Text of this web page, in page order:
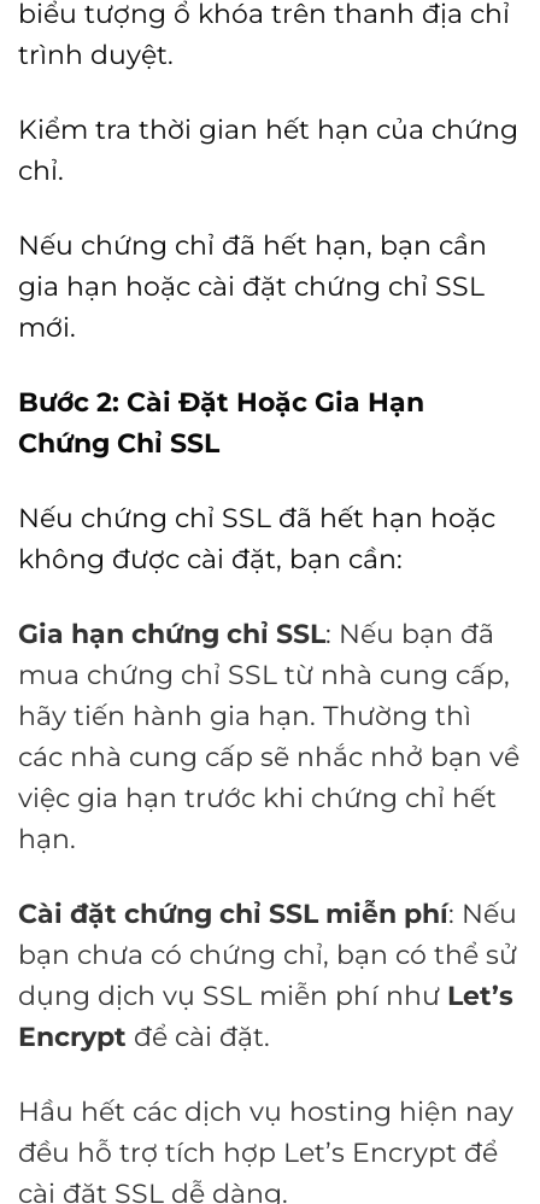
biểu tượng ổ khóa trên thanh địa chỉ
trình duyệt.
Kiểm tra thời gian hết hạn của chứng
chỉ.
Nếu chứng chỉ đã hết hạn, bạn cần
gia hạn hoặc cài đặt chứng chỉ SSL
mới.
Bước 2: Cài Đặt Hoặc Gia Hạn
Chứng Chỉ SSL
Nếu chứng chỉ SSL đã hết hạn hoặc
không được cài đặt, bạn cần:
Gia hạn chứng chỉ SSL: Nếu bạn đã
mua chứng chỉ SSL từ nhà cung cấp,
hãy tiến hành gia hạn. Thường thì
các nhà cung cấp sẽ nhắc nhở bạn về
việc gia hạn trước khi chứng chỉ hết
hạn.
Cài đặt chứng chỉ SSL miễn phí: Nếu
bạn chưa có chứng chỉ, bạn có thể sử
dụng dịch vụ SSL miễn phí như Let’s
Encrypt để cài đặt.
Hầu hết các dịch vụ hosting hiện nay
đều hỗ trợ tích hợp Let’s Encrypt để
cài đặt SSL dễ dàng.